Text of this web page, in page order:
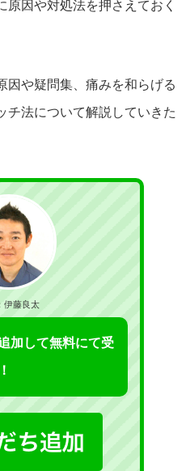
原因や対処法を押さえておく
因や疑問集、 痛みを和らげる
チ法について解説していきた
伊藤良太
加して無料にて受